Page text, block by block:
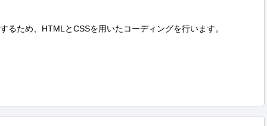
るため、HTMLとCSSを用いたコーディングを行います。